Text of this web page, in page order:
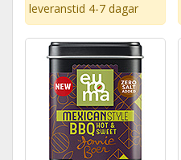
leveranstid 4-7 dagar